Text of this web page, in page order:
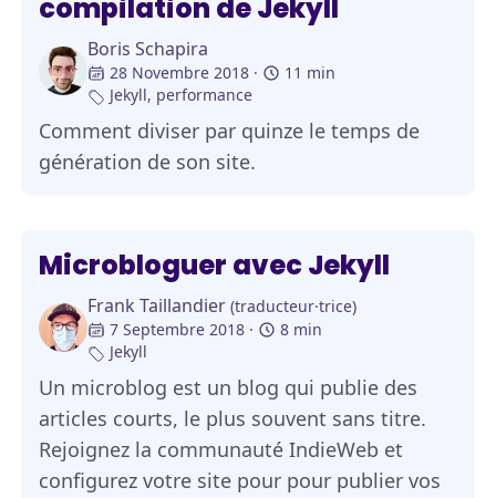
compilation de Jekyll
Boris Schapira
28 Novembre 2018
11 min
Jekyll, performance
Comment diviser par quinze le temps de
génération de son site.
Microbloguer avec Jekyll
Frank Taillandier (traducteur·trice)
7 Septembre 2018
8 min
Jekyll
Un microblog est un blog qui publie des
articles courts, le plus souvent sans titre.
Rejoignez la communauté IndieWeb et
configurez votre site pour pour publier vos